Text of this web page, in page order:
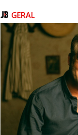
GERAL